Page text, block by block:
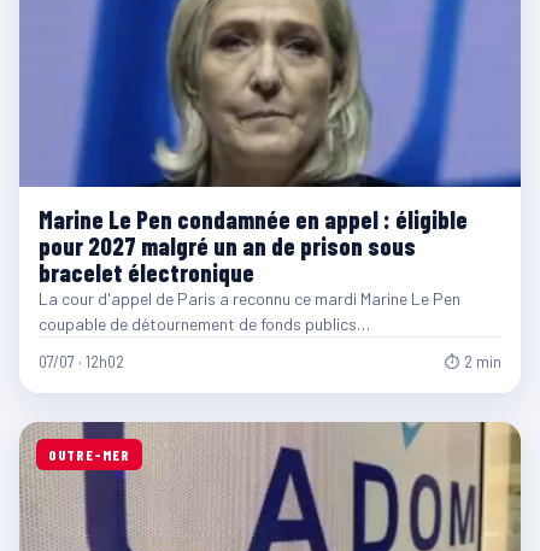
Marine Le Pen condamnée en appel : éligible
pour 2027 malgré un an de prison sous
bracelet électronique
La cour d'appel de Paris a reconnu ce mardi Marine Le Pen
coupable de détournement de fonds publics…
07/07 · 12h02 ⏱ 2 min
OUTRE-MER